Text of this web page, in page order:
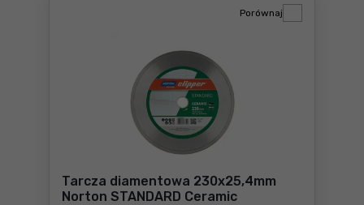
Tarcza diamentowa 230x25,4mm
Norton STANDARD Ceramic
Porównaj